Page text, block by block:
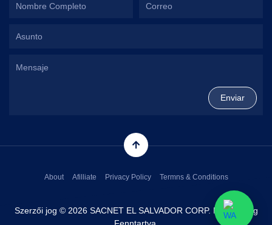
Szerzői jog © 2026 SACNET EL SALVADOR CORP. Minden Jog
About Afilliate Privacy Policy Termns & Conditions